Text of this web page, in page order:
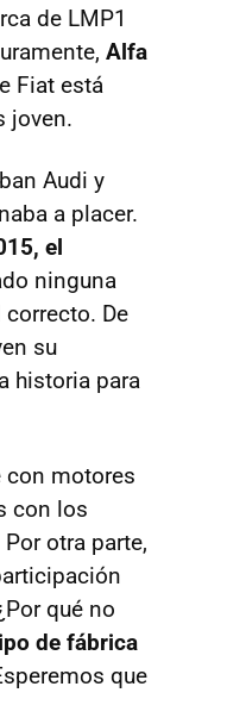
de LMP1
Alfa
Fiat está
joven.
Audi y
a placer.
el
ninguna
De
su
historia para
con motores
con los
otra parte,
qué no
de fábrica
que